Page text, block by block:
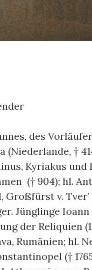
des
(Niederlande, †
Kyriakus und
(† 904); hl.
v. Tver’
Jünglinge Ioann
der Reliquien
Rumänien; hl.
(†